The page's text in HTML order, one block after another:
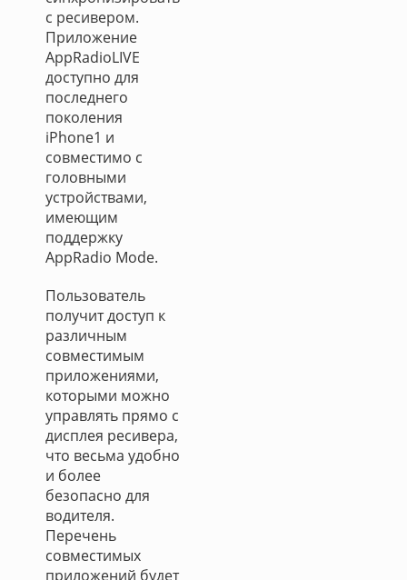
с ресивером.
Приложение
AppRadioLIVE
доступно для
последнего
поколения
iPhone1 и
совместимо с
головными
устройствами,
имеющим
поддержку
AppRadio Mode.
Пользователь
получит доступ к
различным
совместимым
приложениями,
которыми можно
управлять прямо с
дисплея ресивера,
что весьма удобно
и более
безопасно для
водителя.
Перечень
совместимых
приложений будет